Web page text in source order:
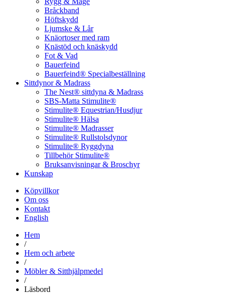
Bråckband
Höftskydd
Ljumske & Lår
Knäortoser med ram
Knästöd och knäskydd
Fot & Vad
Bauerfeind
Bauerfeind® Specialbeställning
Sittdynor & Madrass
The Nest® sittdyna & Madrass
SBS-Matta Stimulite®
Stimulite® Equestrian/Husdjur
Stimulite® Hälsa
Stimulite® Madrasser
Stimulite® Rullstolsdynor
Stimulite® Ryggdyna
Tillbehör Stimulite®
Bruksanvisningar & Broschyr
Kunskap
Köpvillkor
Om oss
Kontakt
English
Hem
/
Hem och arbete
/
Möbler & Sitthjälpmedel
/
Läsbord